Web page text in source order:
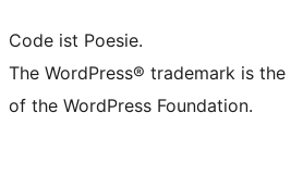
Code ist Poesie.
The WordPress® trademark is
of the WordPress Foundation.